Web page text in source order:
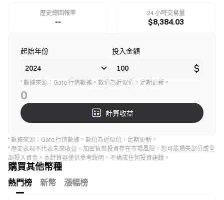
歷史總回報率
--
24 小時交易量
$8,384.03
起始年份 投入金額
$
* 數據來源：Gate 行情數據。數值為近似值，定期更新。
0
計算收益
* 數據來源：Gate 行情數據。數值為近似值，定期更新。
* 歷史表現不代表未來收益。加密貨幣投資存在市場風險，您可能損失部分或全
部投入資金。本計算器僅供參考說明，不構成任何投資建議。
購買其他幣種
熱門榜 新幣 漲幅榜